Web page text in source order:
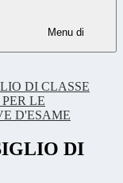
Menu di
DI CLASSE
LE
D'ESAME
DI